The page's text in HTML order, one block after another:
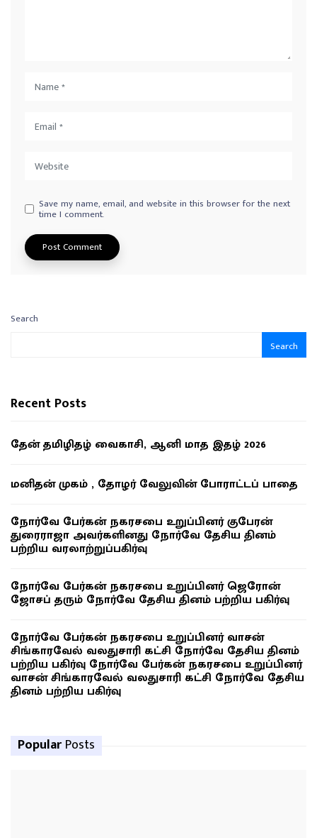
Save my name, email, and website in this browser for the next
time I comment.
Search
Search
Recent Posts
தேன் தமிழிதழ் வைகாசி, ஆனி மாத இதழ் 2026
மனிதன் முகம் , தோழர் வேலுவின் போராட்டப் பாதை
நோர்வே பேர்கன் நகரசபை உறுப்பினர் குபேரன்
துரைராஜா அவர்களினது நோர்வே தேசிய தினம்
பற்றிய வரலாற்றுப்பகிர்வு
நோர்வே பேர்கன் நகரசபை உறுப்பினர் ஜெரோன்
ஜோசப் தரும் நோர்வே தேசிய தினம் பற்றிய பகிர்வு
நோர்வே பேர்கன் நகரசபை உறுப்பினர் வாசன்
சிங்காரவேல் வலதுசாரி கட்சி நோர்வே தேசிய தினம்
பற்றிய பகிர்வு நோர்வே பேர்கன் நகரசபை உறுப்பினர்
வாசன் சிங்காரவேல் வலதுசாரி கட்சி நோர்வே தேசிய
தினம் பற்றிய பகிர்வு
Popular Posts